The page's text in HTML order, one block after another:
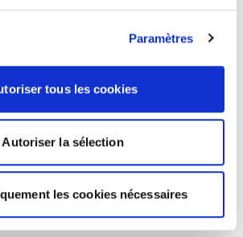
Paramètres
tous les cookies
Autoriser la sélection
les cookies nécessaires